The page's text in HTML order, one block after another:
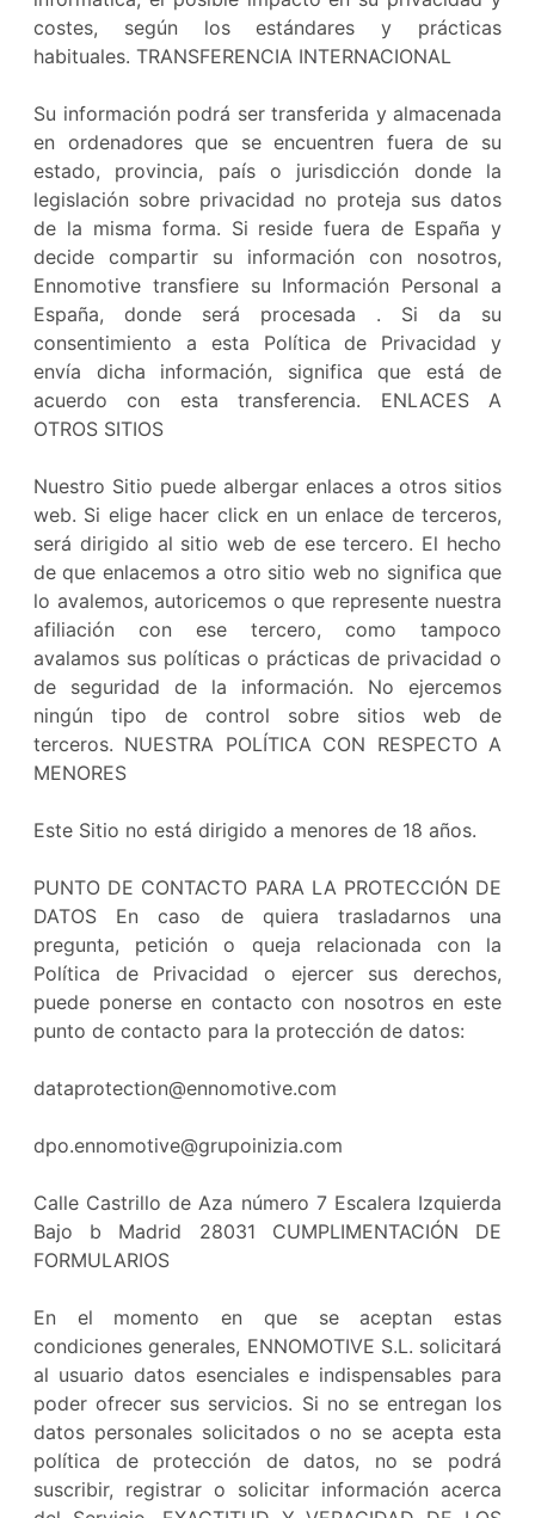
costes, según los estándares y prácticas
habituales. TRANSFERENCIA INTERNACIONAL
Su información podrá ser transferida y almacenada
en ordenadores que se encuentren fuera de su
estado, provincia, país o jurisdicción donde la
legislación sobre privacidad no proteja sus datos
de la misma forma. Si reside fuera de España y
decide compartir su información con nosotros,
Ennomotive transfiere su Información Personal a
España, donde será procesada . Si da su
consentimiento a esta Política de Privacidad y
envía dicha información, significa que está de
acuerdo con esta transferencia. ENLACES A
OTROS SITIOS
Nuestro Sitio puede albergar enlaces a otros sitios
web. Si elige hacer click en un enlace de terceros,
será dirigido al sitio web de ese tercero. El hecho
de que enlacemos a otro sitio web no significa que
lo avalemos, autoricemos o que represente nuestra
afiliación con ese tercero, como tampoco
avalamos sus políticas o prácticas de privacidad o
de seguridad de la información. No ejercemos
ningún tipo de control sobre sitios web de
terceros. NUESTRA POLÍTICA CON RESPECTO A
MENORES
Este Sitio no está dirigido a menores de 18 años.
PUNTO DE CONTACTO PARA LA PROTECCIÓN DE
DATOS En caso de quiera trasladarnos una
pregunta, petición o queja relacionada con la
Política de Privacidad o ejercer sus derechos,
puede ponerse en contacto con nosotros en este
punto de contacto para la protección de datos:
dataprotection@ennomotive.com
dpo.ennomotive@grupoinizia.com
Calle Castrillo de Aza número 7 Escalera Izquierda
Bajo b Madrid 28031 CUMPLIMENTACIÓN DE
FORMULARIOS
En el momento en que se aceptan estas
condiciones generales, ENNOMOTIVE S.L. solicitará
al usuario datos esenciales e indispensables para
poder ofrecer sus servicios. Si no se entregan los
datos personales solicitados o no se acepta esta
política de protección de datos, no se podrá
suscribir, registrar o solicitar información acerca